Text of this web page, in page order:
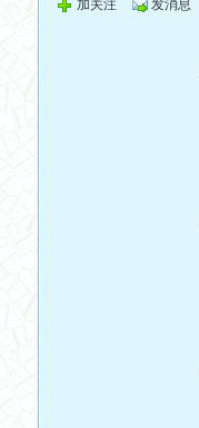
加关注 发消息